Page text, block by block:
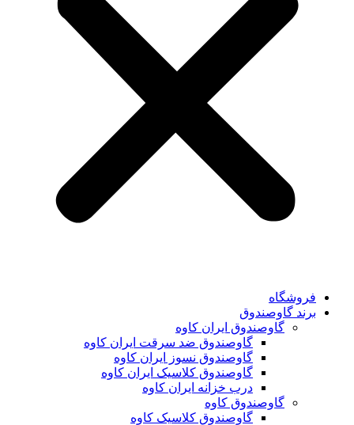
فروشگاه
برند گاوصندوق
گاوصندوق ایران کاوه
گاوصندوق ضد سرقت ایران کاوه
گاوصندوق نسوز ایران کاوه
گاوصندوق کلاسیک ایران کاوه
درب خزانه ایران کاوه
گاوصندوق کاوه
گاوصندوق کلاسیک کاوه